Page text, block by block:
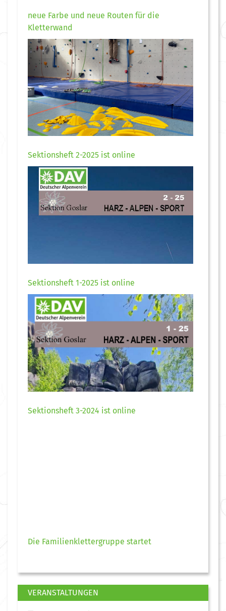
neue Farbe und neue Routen für die
Kletterwand
Sektionsheft 2-2025 ist online
Sektionsheft 1-2025 ist online
Sektionsheft 3-2024 ist online
Die Familienklettergruppe startet
VERANSTALTUNGEN